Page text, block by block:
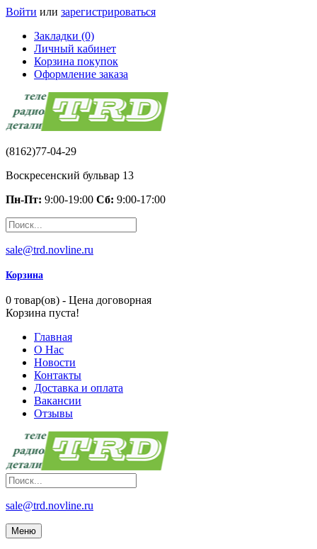
Войти или зарегистрироваться
Закладки (0)
Личный кабинет
Корзина покупок
Оформление заказа
(8162)77-04-29
Воскресенский бульвар 13
Пн-Пт: 9:00-19:00 Сб: 9:00-17:00
sale@trd.novline.ru
Корзина
0 товар(ов) - Цена договорная
Корзина пуста!
Главная
О Нас
Новости
Контакты
Доставка и оплата
Вакансии
Отзывы
sale@trd.novline.ru
Меню